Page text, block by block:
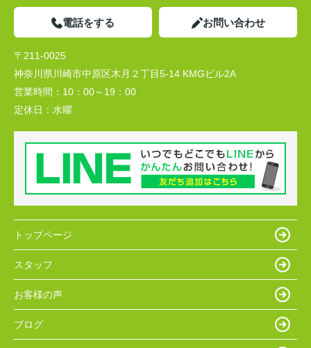
電話をする お問い合わせ
〒211-0025
神奈川県川崎市中原区木月２丁目5-14 KMGビル2A
営業時間： 10：00～19：00
定休日： 水曜
トップページ
スタッフ
お客様の声
ブログ